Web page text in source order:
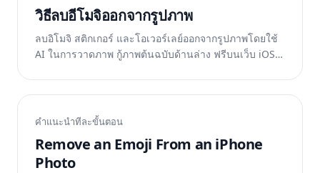
วิธีลบอีโมจิออกจากรูปภาพ
ลบอิโมจิ สติกเกอร์ และโอเวอร์เลย์ออกจากรูปภาพโดยใช้
AI ในการวาดภาพ กู้ภาพต้นฉบับด้านล่าง ฟรีบนเว็บ iOS
คำแนะนำทีละขั้นตอน
Remove an Emoji From an iPhone
Photo